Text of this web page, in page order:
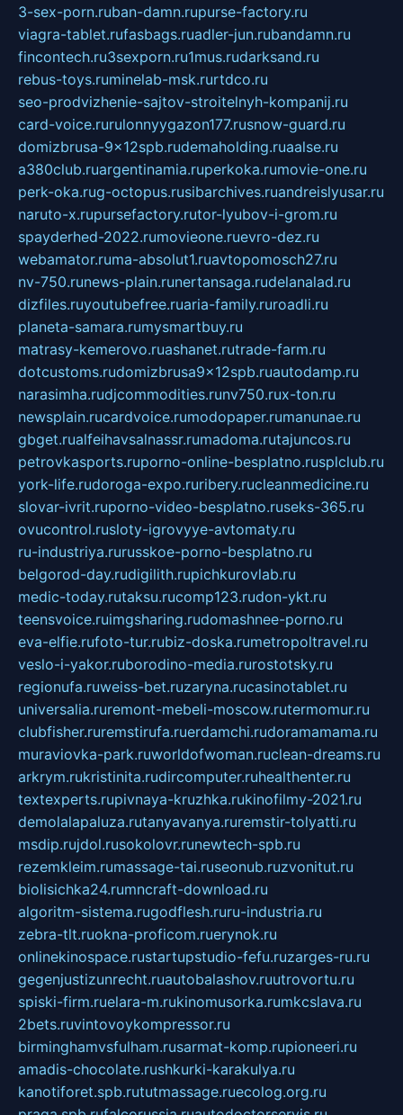
3-sex-porn.ruban-damn.rupurse-factory.ru
viagra-tablet.rufasbags.ruadler-jun.rubandamn.ru
fincontech.ru3sexporn.ru1mus.rudarksand.ru
rebus-toys.ruminelab-msk.rurtdco.ru
seo-prodvizhenie-sajtov-stroitelnyh-kompanij.ru
card-voice.rurulonnyygazon177.rusnow-guard.ru
domizbrusa-9x12spb.rudemaholding.ruaalse.ru
a380club.ruargentinamia.ruperkoka.rumovie-one.ru
perk-oka.rug-octopus.rusibarchives.ruandreislyusar.ru
naruto-x.rupursefactory.rutor-lyubov-i-grom.ru
spayderhed-2022.rumovieone.ruevro-dez.ru
webamator.ruma-absolut1.ruavtopomosch27.ru
nv-750.runews-plain.runertansaga.rudelanalad.ru
dizfiles.ruyoutubefree.ruaria-family.ruroadli.ru
planeta-samara.rumysmartbuy.ru
matrasy-kemerovo.ruashanet.rutrade-farm.ru
dotcustoms.rudomizbrusa9x12spb.ruautodamp.ru
narasimha.rudjcommodities.runv750.rux-ton.ru
newsplain.rucardvoice.rumodopaper.rumanunae.ru
gbget.rualfeihavsalnassr.rumadoma.rutajuncos.ru
petrovkasports.ruporno-online-besplatno.rusplclub.ru
york-life.rudoroga-expo.ruribery.rucleanmedicine.ru
slovar-ivrit.ruporno-video-besplatno.ruseks-365.ru
ovucontrol.rusloty-igrovyye-avtomaty.ru
ru-industriya.rurusskoe-porno-besplatno.ru
belgorod-day.rudigilith.rupichkurovlab.ru
medic-today.rutaksu.rucomp123.rudon-ykt.ru
teensvoice.ruimgsharing.rudomashnee-porno.ru
eva-elfie.rufoto-tur.rubiz-doska.rumetropoltravel.ru
veslo-i-yakor.ruborodino-media.rurostotsky.ru
regionufa.ruweiss-bet.ruzaryna.rucasinotablet.ru
universalia.ruremont-mebeli-moscow.rutermomur.ru
clubfisher.ruremstirufa.ruerdamchi.rudoramamama.ru
muraviovka-park.ruworldofwoman.ruclean-dreams.ru
arkrym.rukristinita.rudircomputer.ruhealthenter.ru
textexperts.rupivnaya-kruzhka.rukinofilmy-2021.ru
demolalapaluza.rutanyavanya.ruremstir-tolyatti.ru
msdip.rujdol.rusokolovr.runewtech-spb.ru
rezemkleim.rumassage-tai.ruseonub.ruzvonitut.ru
biolisichka24.rumncraft-download.ru
algoritm-sistema.rugodflesh.ruru-industria.ru
zebra-tlt.ruokna-proficom.ruerynok.ru
onlinekinospace.rustartupstudio-fefu.ruzarges-ru.ru
gegenjustizunrecht.ruautobalashov.ruutrovortu.ru
spiski-firm.ruelara-m.rukinomusorka.rumkcslava.ru
2bets.ruvintovoykompressor.ru
birminghamvsfulham.rusarmat-komp.rupioneeri.ru
amadis-chocolate.rushkurki-karakulya.ru
kanotiforet.spb.rututmassage.ruecolog.org.ru